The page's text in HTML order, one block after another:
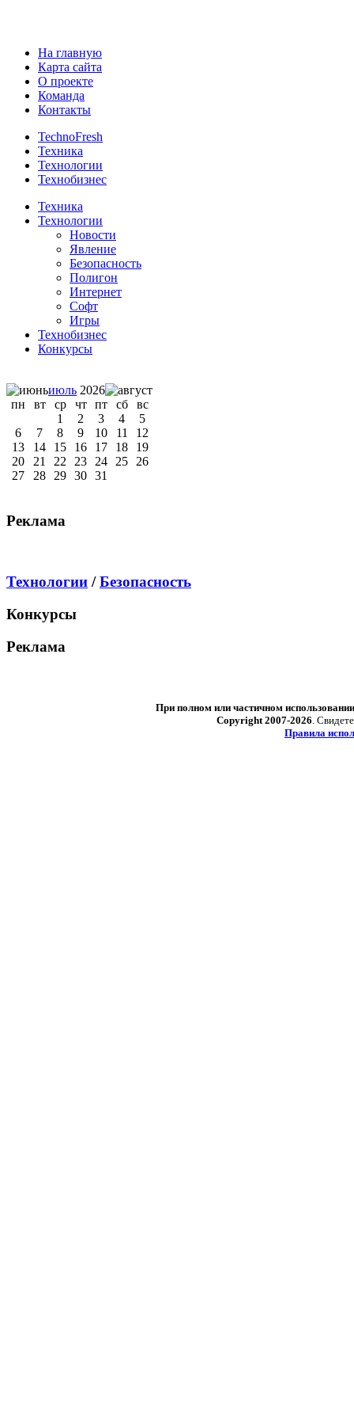
На главную
Карта сайта
О проекте
Команда
Контакты
TechnoFresh
Техника
Технологии
Технобизнес
Техника
Технологии
Новости
Явление
Безопасность
Полигон
Интернет
Софт
Игры
Технобизнес
Конкурсы
июль 2026
пн
вт ср чт пт сб
вс
1
2 3 4
5
6
7 8 9 10 11
12
13
14 15 16 17 18
19
20
21 22 23 24 25
26
27
28 29 30 31
Реклама
Технологии /Безопасность
Конкурсы
Реклама
При полном или частичном
Copyright 2007-2026.
Правила